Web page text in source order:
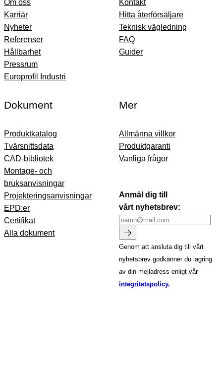
Om oss
Karriär
Nyheter
Referenser
Hållbarhet
Pressrum
Europrofil Industri
Kontakt
Hitta återförsäljare
Teknisk vägledning
FAQ
Guider
Dokument
Produktkatalog
Tvärsnittsdata
CAD-bibliotek
Montage- och
bruksanvisningar
Projekteringsanvisningar
EPD:er
Certifikat
Alla dokument
Mer
Allmänna villkor
Produktgaranti
Vanliga frågor
Anmäl dig till
vårt nyhetsbrev:
Genom att ansluta dig till vårt
nyhetsbrev godkänner du lagring
av din mejladress enligt vår
integritetspolicy.